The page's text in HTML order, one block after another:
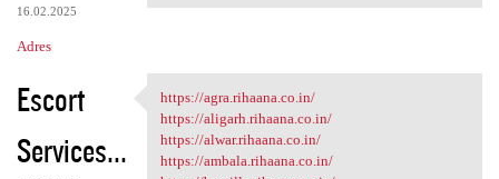
16.02.2025
Adres
Escort
Services...
https://agra.rihaana.co.in/
https://agra.rihaana.co.in/
https://aligarh.rihaana.co.in/
https://alwar.rihaana.co.in/
https://ambala.rihaana.co.in/